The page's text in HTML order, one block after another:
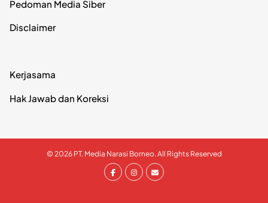
Pedoman Media Siber
Disclaimer
Kerjasama
Hak Jawab dan Koreksi
© 2026 PT. Media Narasi Borneo. All Rights Reserved